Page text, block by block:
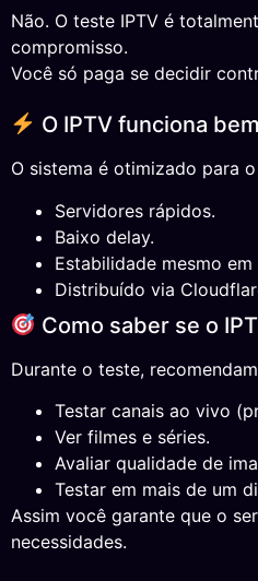
Não. O teste IPTV é
compromisso.
Você só paga se decidir
O IPTV funciona
O sistema é otimizado para
Servidores rápidos.
Baixo delay.
Estabilidade mesmo
Distribuído via
Como saber se o
Durante o teste,
Testar canais ao vivo
Ver filmes e séries.
Avaliar qualidade de
Testar em mais de um
Assim você garante que o
necessidades.